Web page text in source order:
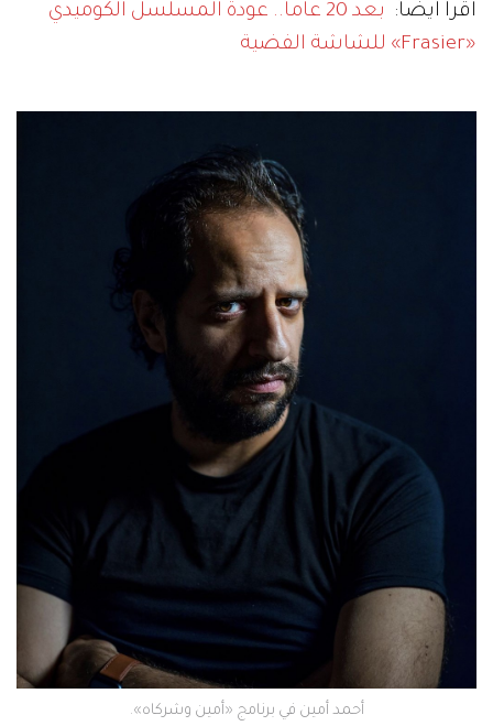
اقرأ أيضاً:
بعد 20 عاماً.. عودة المسلسل الكوميدي
«Frasier» للشاشة الفضية
أحمد أمين في برنامج «أمين وشركاه».